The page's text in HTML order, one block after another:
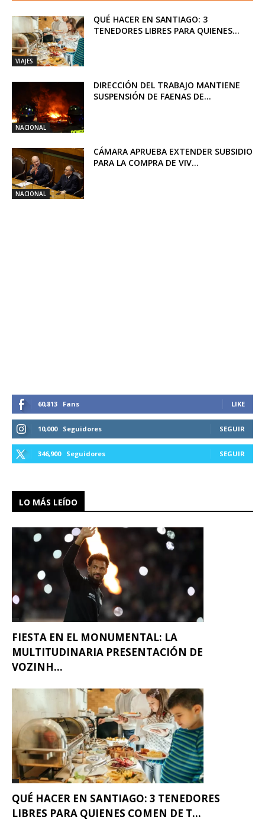
VIAJES
QUÉ HACER EN SANTIAGO: 3
TENEDORES LIBRES PARA QUIENES...
NACIONAL
DIRECCIÓN DEL TRABAJO MANTIENE
SUSPENSIÓN DE FAENAS DE...
NACIONAL
CÁMARA APRUEBA EXTENDER SUBSIDIO
PARA LA COMPRA DE VIV...
60,813 Fans LIKE
10,000 Seguidores SEGUIR
346,900 Seguidores SEGUIR
LO MÁS LEÍDO
FIESTA EN EL MONUMENTAL: LA
MULTITUDINARIA PRESENTACIÓN DE
VOZINH...
QUÉ HACER EN SANTIAGO: 3 TENEDORES
LIBRES PARA QUIENES COMEN DE T...